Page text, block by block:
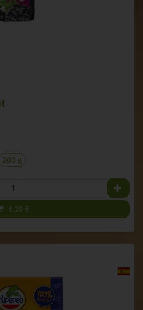
200 g
6,29 €